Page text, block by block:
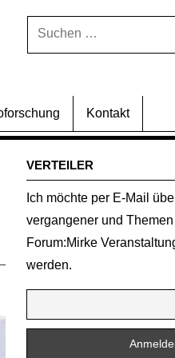
Suchen
Kontakt
VERTEILER
Ich möchte per E-Mail
vergangener und
Forum:Mirke
werden.